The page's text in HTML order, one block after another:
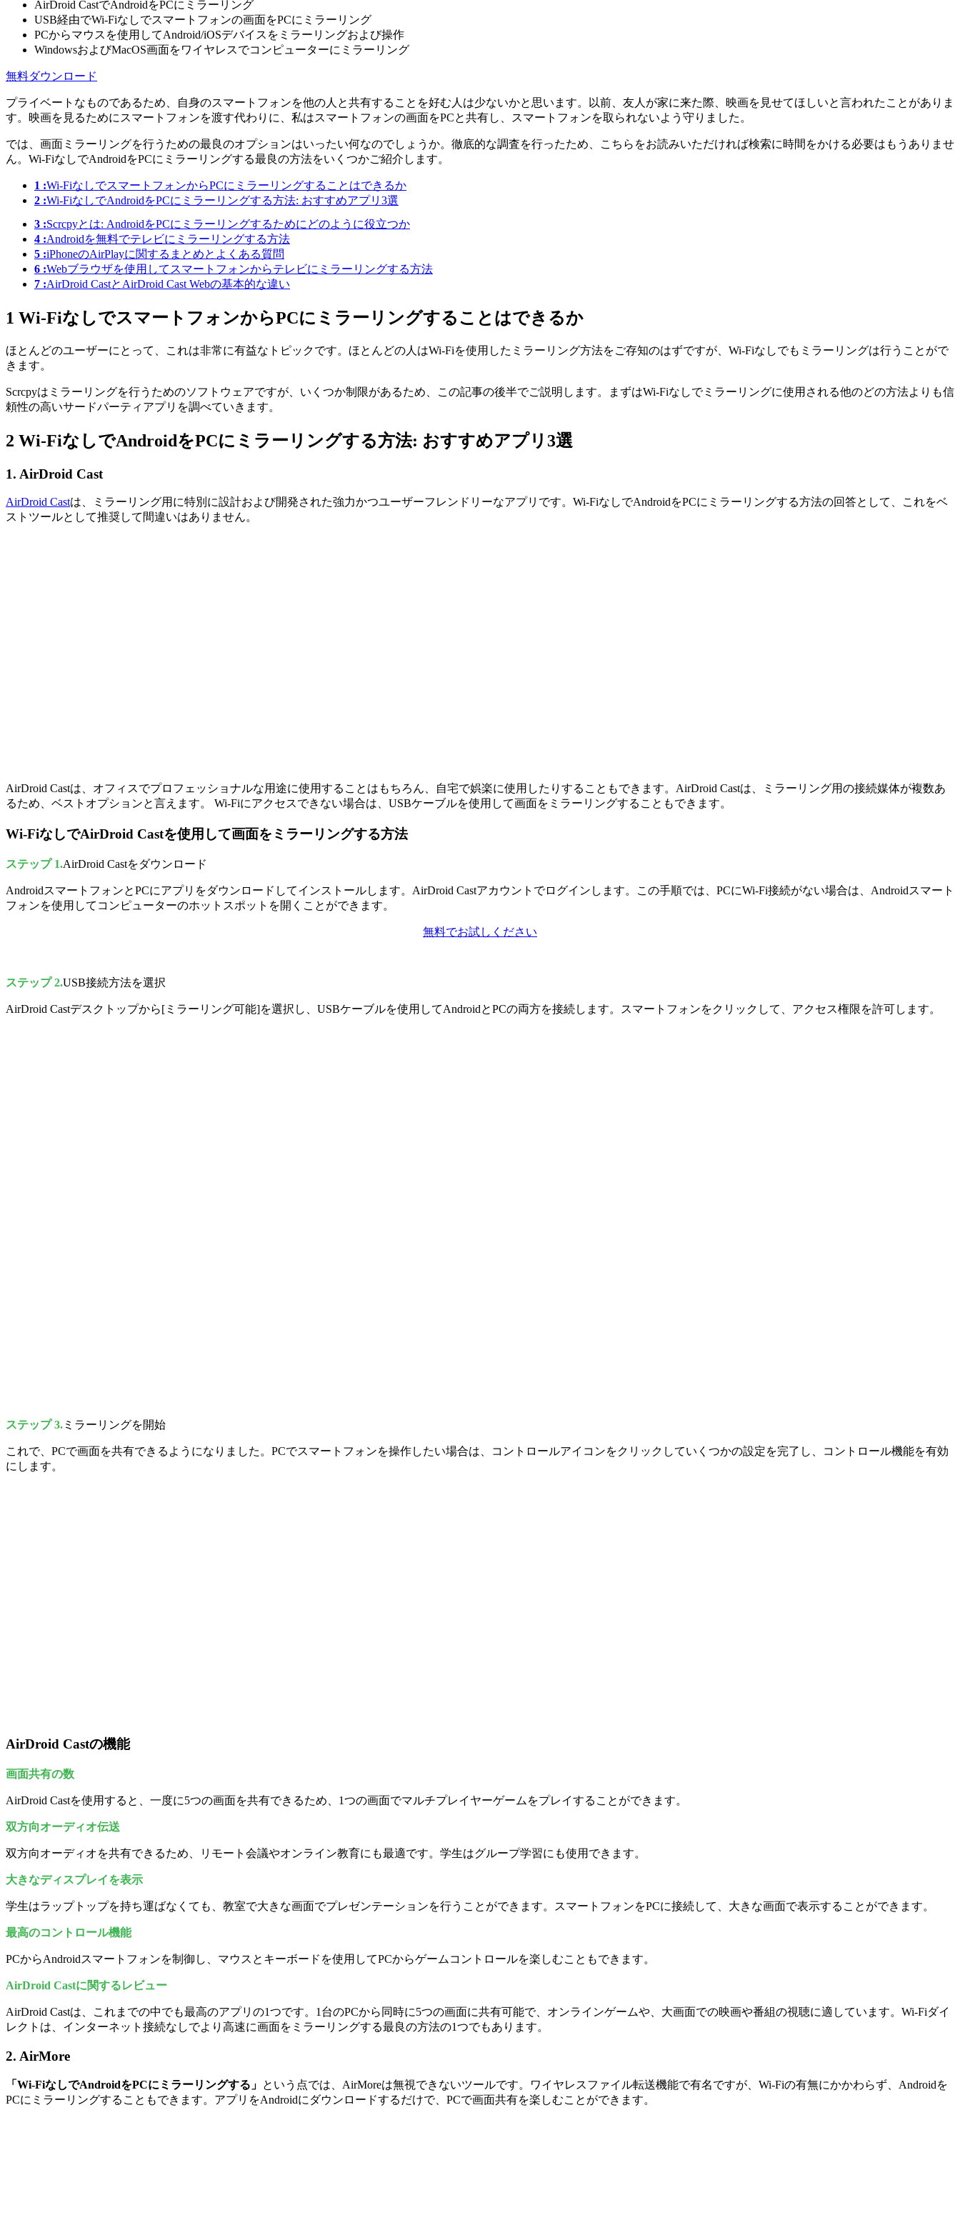
AirDroid CastでAndroidをPCにミラーリング
USB経由でWi-Fiなしでスマートフォンの画面をPCにミラーリング
PCからマウスを使用してAndroid/iOSデバイスをミラーリングおよび操作
WindowsおよびMacOS画面をワイヤレスでコンピューターにミラーリング
無料ダウンロード
プライベートなものであるため、自身のスマートフォンを他の人と共有することを好む人は少ないかと思います。以前、友人が家に来た際、映画を見せてほしいと言われたことがありま
す。映画を見るためにスマートフォンを渡す代わりに、私はスマートフォンの画面をPCと共有し、スマートフォンを取られないよう守りました。
では、画面ミラーリングを行うための最良のオプションはいったい何なのでしょうか。徹底的な調査を行ったため、こちらをお読みいただければ検索に時間をかける必要はもうありませ
ん。Wi-FiなしでAndroidをPCにミラーリングする最良の方法をいくつかご紹介します。
1 :Wi-FiなしでスマートフォンからPCにミラーリングすることはできるか
2 :Wi-FiなしでAndroidをPCにミラーリングする方法: おすすめアプリ3選
3 :Scrcpyとは: AndroidをPCにミラーリングするためにどのように役立つか
4 :Androidを無料でテレビにミラーリングする方法
5 :iPhoneのAirPlayに関するまとめとよくある質問
6 :Webブラウザを使用してスマートフォンからテレビにミラーリングする方法
7 :AirDroid CastとAirDroid Cast Webの基本的な違い
1 Wi-FiなしでスマートフォンからPCにミラーリングすることはできるか
ほとんどのユーザーにとって、これは非常に有益なトピックです。ほとんどの人はWi-Fiを使用したミラーリング方法をご存知のはずですが、Wi-Fiなしでもミラーリングは行うことがで
きます。
Scrcpyはミラーリングを行うためのソフトウェアですが、いくつか制限があるため、この記事の後半でご説明します。まずはWi-Fiなしでミラーリングに使用される他のどの方法よりも信
頼性の高いサードパーティアプリを調べていきます。
2 Wi-FiなしでAndroidをPCにミラーリングする方法: おすすめアプリ3選
1. AirDroid Cast
AirDroid Castは、ミラーリング用に特別に設計および開発された強力かつユーザーフレンドリーなアプリです。Wi-FiなしでAndroidをPCにミラーリングする方法の回答として、これをベ
ストツールとして推奨して間違いはありません。
AirDroid Castは、オフィスでプロフェッショナルな用途に使用することはもちろん、自宅で娯楽に使用したりすることもできます。AirDroid Castは、ミラーリング用の接続媒体が複数あ
るため、ベストオプションと言えます。 Wi-Fiにアクセスできない場合は、USBケーブルを使用して画面をミラーリングすることもできます。
Wi-FiなしでAirDroid Castを使用して画面をミラーリングする方法
ステップ 1.AirDroid Castをダウンロード
AndroidスマートフォンとPCにアプリをダウンロードしてインストールします。AirDroid Castアカウントでログインします。この手順では、PCにWi-Fi接続がない場合は、Androidスマート
フォンを使用してコンピューターのホットスポットを開くことができます。
無料でお試しください
ステップ 2.USB接続方法を選択
AirDroid Castデスクトップから[ミラーリング可能]を選択し、USBケーブルを使用してAndroidとPCの両方を接続します。スマートフォンをクリックして、アクセス権限を許可します。
ステップ 3. ミラーリングを開始
これで、PCで画面を共有できるようになりました。PCでスマートフォンを操作したい場合は、コントロールアイコンをクリックしていくつかの設定を完了し、コントロール機能を有効
にします。
AirDroid Castの機能
画面共有の数
AirDroid Castを使用すると、一度に5つの画面を共有できるため、1つの画面でマルチプレイヤーゲームをプレイすることができます。
双方向オーディオ伝送
双方向オーディオを共有できるため、リモート会議やオンライン教育にも最適です。学生はグループ学習にも使用できます。
大きなディスプレイを表示
学生はラップトップを持ち運ばなくても、教室で大きな画面でプレゼンテーションを行うことができます。スマートフォンをPCに接続して、大きな画面で表示することができます。
最高のコントロール機能
PCからAndroidスマートフォンを制御し、マウスとキーボードを使用してPCからゲームコントロールを楽しむこともできます。
AirDroid Castに関するレビュー
AirDroid Castは、これまでの中でも最高のアプリの1つです。1台のPCから同時に5つの画面に共有可能で、オンラインゲームや、大画面での映画や番組の視聴に適しています。Wi-Fiダイ
レクトは、インターネット接続なしでより高速に画面をミラーリングする最良の方法の1つでもあります。
2. AirMore
「Wi-FiなしでAndroidをPCにミラーリングする」 という点では、AirMoreは無視できないツールです。ワイヤレスファイル転送機能で有名ですが、Wi-Fiの有無にかかわらず、Androidを
PCにミラーリングすることもできます。アプリをAndroidにダウンロードするだけで、PCで画面共有を楽しむことができます。